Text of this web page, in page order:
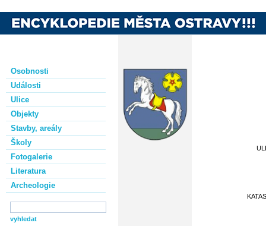
Osobnosti
Události
Ulice
Objekty
Stavby, areály
Školy
Fotogalerie
Literatura
Archeologie